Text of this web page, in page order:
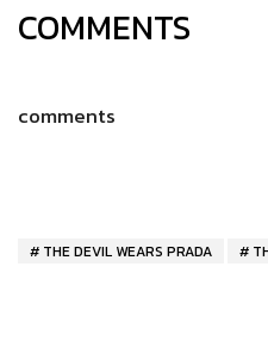
COMMENTS
comments
THE DEVIL WEARS PRADA